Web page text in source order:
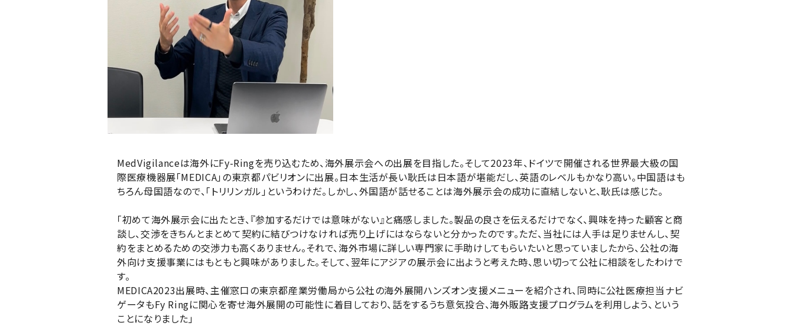
MedVigilanceは海外にFy-Ringを売り込むため、海外展示会への出展を目指した。そして2023年、ドイツで開催される世界最大級の国
際医療機器展「MEDICA」の東京都パビリオンに出展。日本生活が長い耿氏は日本語が堪能だし、英語のレベルもかなり高い。中国語はも
ちろん母国語なので、「トリリンガル」というわけだ。しかし、外国語が話せることは海外展示会の成功に直結しないと、耿氏は感じた。
「初めて海外展示会に出たとき、『参加するだけでは意味がない』と痛感しました。製品の良さを伝えるだけでなく、興味を持った顧客と商
談し、交渉をきちんとまとめて契約に結びつけなければ売り上げにはならないと分かったのです。ただ、当社には人手は足りませんし、契
約をまとめるための交渉力も高くありません。それで、海外市場に詳しい専門家に手助けしてもらいたいと思っていましたから、公社の海
外向け支援事業にはもともと興味がありました。そして、翌年にアジアの展示会に出ようと考えた時、思い切って公社に相談をしたわけで
す。
MEDICA2023出展時、主催窓口の東京都産業労働局から公社の海外展開ハンズオン支援メニューを紹介され、同時に公社医療担当ナビ
ゲータもFy Ringに関心を寄せ海外展開の可能性に着目しており、話をするうち意気投合、海外販路支援プログラムを利用しよう、という
ことになりました」